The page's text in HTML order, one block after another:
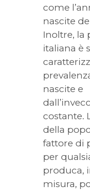
come
nascite
Inoltre, la
italiana è
nascite e
costante.
della
fattore di
per
produca,
misura,